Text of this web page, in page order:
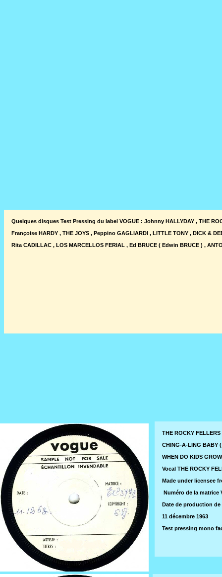
Quelques disques Test Pressing du label VOGUE : Johnny HALLYDAY , THE
Françoise HARDY , THE JOYS , Peppino GAGLIARDI , LITTLE TONY , DICK &
Rita CADILLAC , LOS MARCELLOS FERIAL , Ed BRUCE ( Edwin BRUCE ) ,
THE ROCKY
CHING-A-LING BABY
WHEN DO KIDS
Vocal THE ROCKY
Made under licensee
Numéro de la matrice
Date de production
11 décembre 1963
Test pressing mono